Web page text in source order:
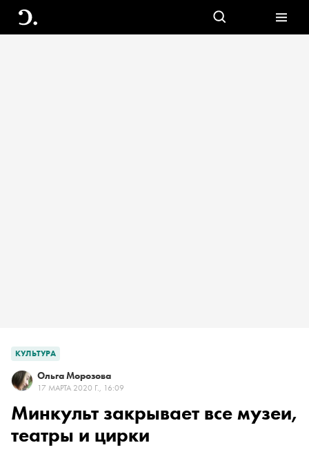
КУЛЬТУРА
Ольга Морозова
17 МАРТА 2020 Г., 16:09
Минкульт закрывает все музеи,
театры и цирки